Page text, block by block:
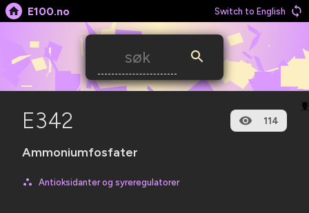
E100.no Switch to English
E342 114
Ammoniumfosfater
Antioksidanter og syreregulatorer